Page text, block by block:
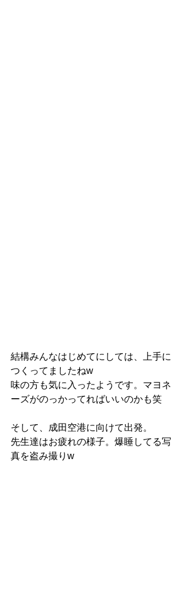
結構みんなはじめてにしては、上手に
つくってましたねw
味の方も気に入ったようです。マヨネ
ーズがのっかってればいいのかも笑
そして、成田空港に向けて出発。
先生達はお疲れの様子。爆睡してる写
真を盗み撮りw